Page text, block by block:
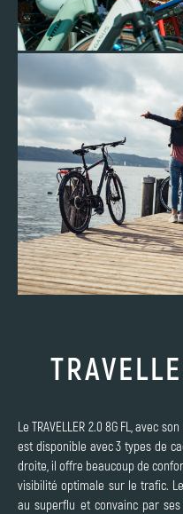
Le TRAVELLER 2.0 8G FL, avec
est disponible avec 3 types de
droite, il offre beaucoup de
visibilité optimale sur le trafic.
au superflu et convainc par